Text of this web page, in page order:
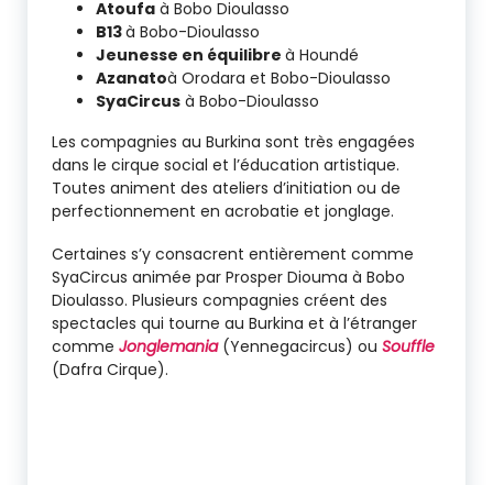
Atoufa à Bobo Dioulasso
B13à Bobo-Dioulasso
Jeunesse en équilibre à Houndé
Azanatoà Orodara et Bobo-Dioulasso
SyaCircus à Bobo-Dioulasso
Les compagnies au Burkina sont très engagées
dans le cirque social et l’éducation artistique.
Toutes animent des ateliers d’initiation ou de
perfectionnement en acrobatie et jonglage.
Certaines s’y consacrent entièrement comme
SyaCircus animée par Prosper Diouma à Bobo
Dioulasso. Plusieurs compagnies créent des
spectacles qui tourne au Burkina et à l’étranger
comme Jonglemania(Yennegacircus) ou Souffle
(Dafra Cirque).